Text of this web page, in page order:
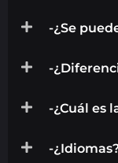
-¿Se
-
-¿Cuál es
-